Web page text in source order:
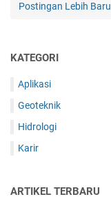
Postingan Lebih Baru
KATEGORI
Aplikasi
Geoteknik
Hidrologi
Karir
ARTIKEL TERBARU